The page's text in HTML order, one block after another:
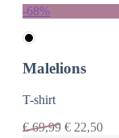
-68%
Malelions
T-shirt
€69,99 € 22,50